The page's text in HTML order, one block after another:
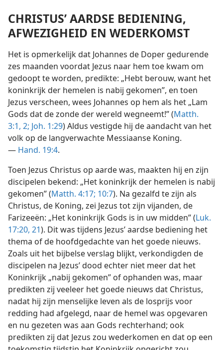
CHRISTUS’ AARDSE BEDIENING,
AFWEZIGHEID EN WEDERKOMST
Het is opmerkelijk dat Johannes de Doper gedurende
zes maanden voordat Jezus naar hem toe kwam om
gedoopt te worden, predikte: „Hebt berouw, want het
koninkrijk der hemelen is nabij gekomen”, en toen
Jezus verscheen, wees Johannes op hem als het „Lam
Gods dat de zonde der wereld wegneemt!” (Matth.
3:1, 2; Joh. 1:29) Aldus vestigde hij de aandacht van het
volk op de langverwachte Messiaanse Koning.
— Hand. 19:4.
Toen Jezus Christus op aarde was, maakten hij en zijn
discipelen bekend: „Het koninkrijk der hemelen is nabij
gekomen” (Matth. 4:17; 10:7). Na gezalfd te zijn als
Christus, de Koning, zei Jezus tot zijn vijanden, de
Farizeeën: „Het koninkrijk Gods is in uw midden” (Luk.
17:20, 21). Dit was tijdens Jezus’ aardse bediening het
thema of de hoofdgedachte van het goede nieuws.
Zoals uit het bijbelse verslag blijkt, verkondigden de
discipelen na Jezus’ dood echter niet meer dat het
Koninkrijk „nabij gekomen” of ophanden was, maar
predikten zij veeleer het goede nieuws dat Christus,
nadat hij zijn menselijke leven als de losprijs voor
redding had afgelegd, naar de hemel was opgevaren
en nu gezeten was aan Gods rechterhand; ook
predikten zij dat Jezus zou wederkomen en dat op een